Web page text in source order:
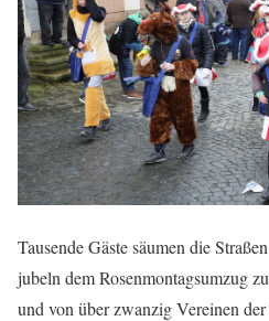
Tausende Gäste säumen die
jubeln dem Rosenmontagsumzug
und von über zwanzig Vereinen